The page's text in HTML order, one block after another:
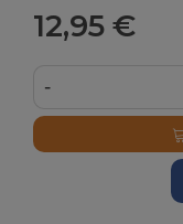
12,95 €
-